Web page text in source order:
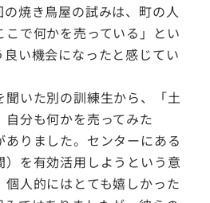
の焼き鳥屋の試みは、町の人
で何かを売っている」とい
い機会になったと感じてい
聞いた別の訓練生から、「土
分も何かを売ってみた
ありました。センターにある
を有効活用しようという意
人的にはとても嬉しかった